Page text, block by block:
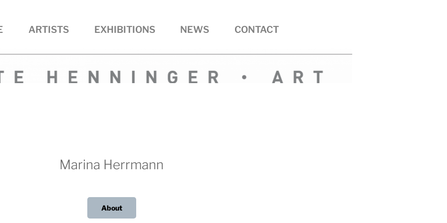
ARTISTS EXHIBITIONS NEWS CONTACT
Marina Herrmann
About